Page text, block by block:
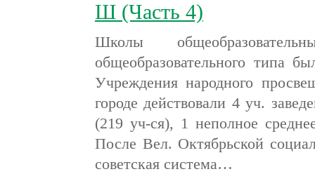
Ш (Часть 4)
Школы
общеобразовательного типа
Учреждения народного
городе действовали 4 уч.
(219 уч-ся), 1 неполное
После Вел. Октябрьской
советская система…